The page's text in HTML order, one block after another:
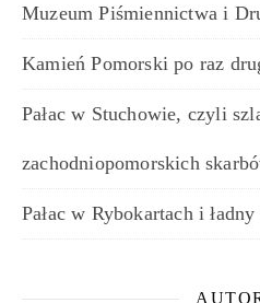
Muzeum Piśmiennictwa i
Kamień Pomorski po raz
Pałac w Stuchowie, czyli
zachodniopomorskich
Pałac w Rybokartach i